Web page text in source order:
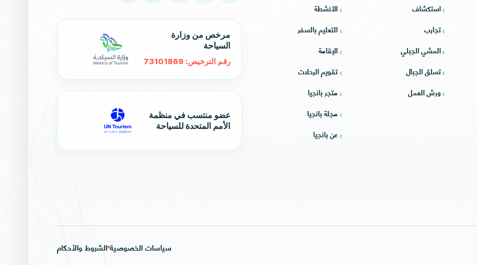
استكشاف
تجارب
المشي الجبلي
تسلق الجبال
ورش العمل
الأنشطة
التعليم بالسفر
الإقامة
تقويم الرحلات
متجر بانجيا
مجلة بانجيا
عن بانجيا
مرخص من وزارة
السياحة
رقم الترخيص: 73101869
عضو منتسب في منظمة
الأمم المتحدة للسياحة
سياسات الخصوصيةالشروط والأحكام